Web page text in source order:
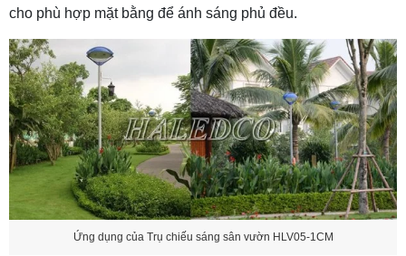
cho phù hợp mặt bằng để ánh sáng phủ đều.
Ứng dụng của Trụ chiếu sáng sân vườn HLV05-1CM